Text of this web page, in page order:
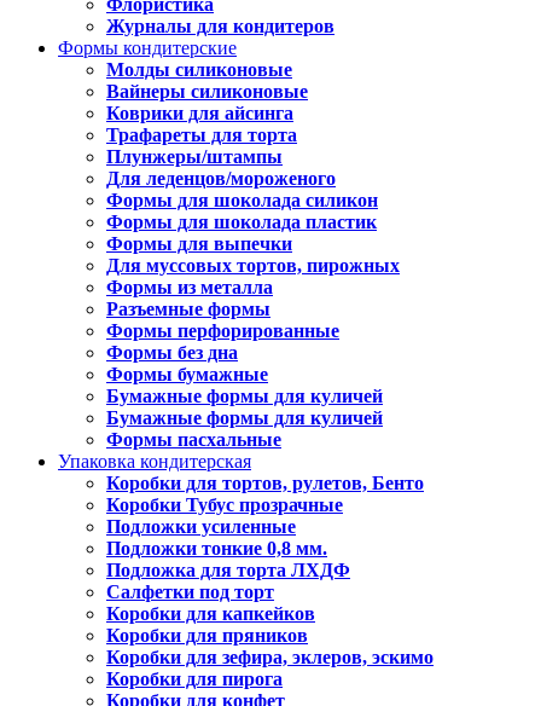
Флористика
Журналы для кондитеров
Формы кондитерские
Молды силиконовые
Вайнеры силиконовые
Коврики для айсинга
Трафареты для торта
Плунжеры/штампы
Для леденцов/мороженого
Формы для шоколада силикон
Формы для шоколада пластик
Формы для выпечки
Для муссовых тортов, пирожных
Формы из металла
Разъемные формы
Формы перфорированные
Формы без дна
Формы бумажные
Бумажные формы для куличей
Бумажные формы для куличей
Формы пасхальные
Упаковка кондитерская
Коробки для тортов, рулетов, Бенто
Коробки Тубус прозрачные
Подложки усиленные
Подложки тонкие 0,8 мм.
Подложка для торта ЛХДФ
Салфетки под торт
Коробки для капкейков
Коробки для пряников
Коробки для зефира, эклеров, эскимо
Коробки для пирога
Коробки для конфет